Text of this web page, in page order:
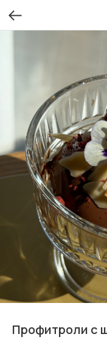
Профитроли с